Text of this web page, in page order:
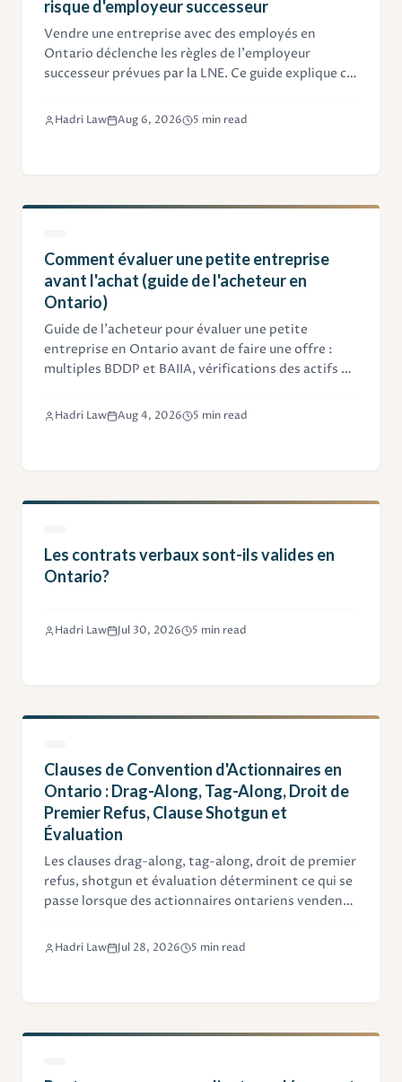
risque d'employeur successeur
Vendre une entreprise avec des employés en
Ontario déclenche les règles de l'employeur
successeur prévues par la LNE. Ce guide explique ce
limiter son exposition dans la transaction.
Hadri Law Aug 6, 2026 5 min read
Comment évaluer une petite entreprise
avant l'achat (guide de l'acheteur en
Ontario)
Guide de l'acheteur pour évaluer une petite
entreprise en Ontario avant de faire une offre :
multiples BDDP et BAIIA, vérifications des actifs et
diligente juridique.
Hadri Law Aug 4, 2026 5 min read
Les contrats verbaux sont-ils valides en
Ontario?
Hadri Law Jul 30, 2026 5 min read
Clauses de Convention d'Actionnaires en
Ontario : Drag-Along, Tag-Along, Droit de
Premier Refus, Clause Shotgun et
Évaluation
Les clauses drag-along, tag-along, droit de premier
refus, shotgun et évaluation déterminent ce qui se
passe lorsque des actionnaires ontariens vendent,
chacune avec des exemples chiffrés.
Hadri Law Jul 28, 2026 5 min read